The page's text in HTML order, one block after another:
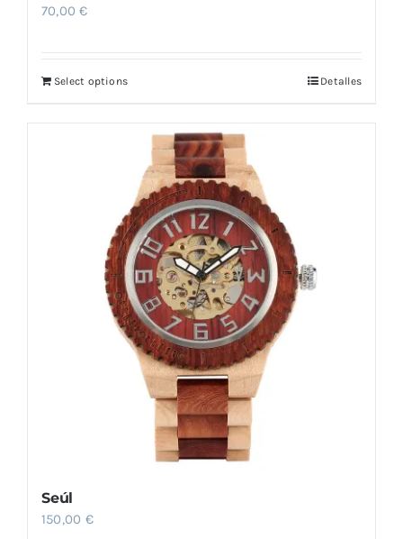
70,00€
Select options Detalles
Seúl
150,00 €